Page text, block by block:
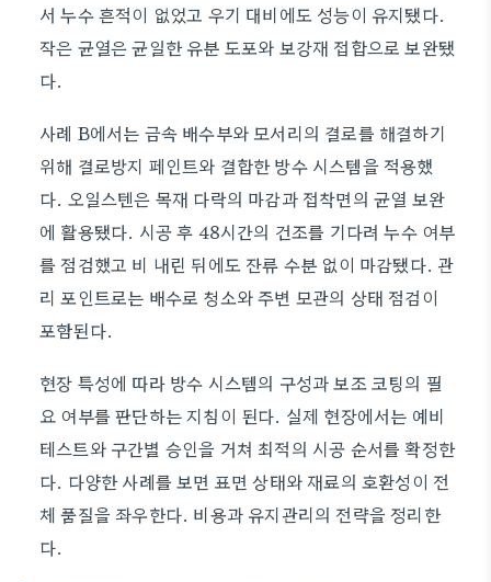
서 누수 흔적이 없었고 우기 대비에도 성능이 유지됐다.
작은 균열은 균일한 유분 도포와 보강재 접합으로 보완됐
다.
사례 B에서는 금속 배수부와 모서리의 결로를 해결하기
위해 결로방지 페인트와 결합한 방수 시스템을 적용했
다. 오일스텐은 목재 다락의 마감과 접착면의 균열 보완
에 활용됐다. 시공 후 48시간의 건조를 기다려 누수 여부
를 점검했고 비 내린 뒤에도 잔류 수분 없이 마감됐다. 관
리 포인트로는 배수로 청소와 주변 모관의 상태 점검이
포함된다.
현장 특성에 따라 방수 시스템의 구성과 보조 코팅의 필
요 여부를 판단하는 지침이 된다. 실제 현장에서는 예비
테스트와 구간별 승인을 거쳐 최적의 시공 순서를 확정한
다. 다양한 사례를 보면 표면 상태와 재료의 호환성이 전
체 품질을 좌우한다. 비용과 유지관리의 전략을 정리한
다.